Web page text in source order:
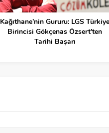
Kağıthane’nin Gururu: LGS Türkiye
Birincisi Gökçenas Özsert’ten
Tarihi Başarı